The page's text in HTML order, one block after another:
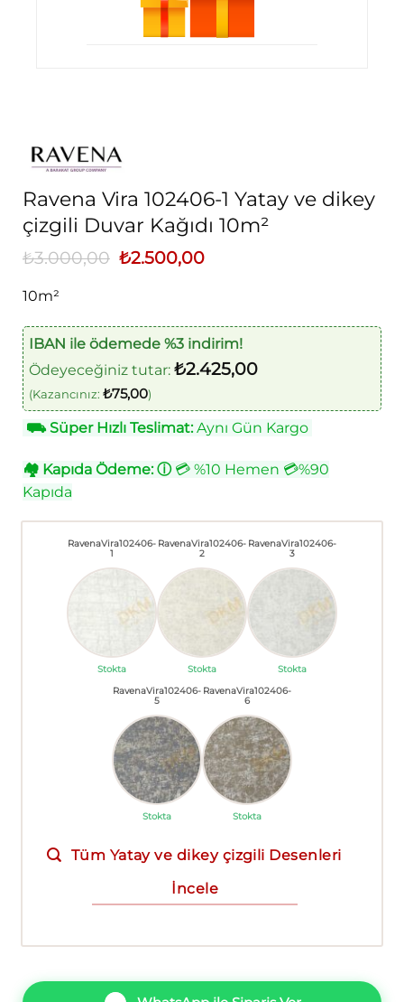
Ravena Vira 102406-1 Yatay ve dikey
çizgili Duvar Kağıdı 10m²
₺3.000,00 Orijinal
fiyat:
₺2.500,00Şu
10m²
IBAN ile ödemede %3 indirim!
Ödeyeceğiniz tutar: ₺2.425,00
(Kazancınız: ₺75,00)
⛟Süper Hızlı Teslimat:Aynı Gün Kargo
🏘 Kapıda Ödeme: ⓘ💳 %10 Hemen 💳%90
Kapıda
RavenaVira102406-
1
Stokta
RavenaVira102406-
2
Stokta
RavenaVira102406-
3
Stokta
RavenaVira102406-
5
Stokta
RavenaVira102406-
6
Stokta
Tüm Yatay ve dikey çizgili Desenleri
İncele